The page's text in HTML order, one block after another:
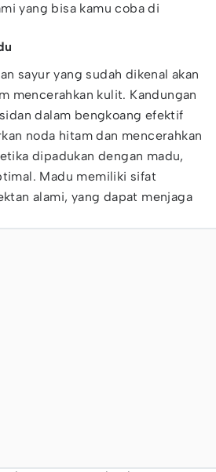
yang bisa kamu coba di
sayur yang sudah dikenal akan
mencerahkan kulit. Kandungan
dalam bengkoang efektif
noda hitam dan mencerahkan
dipadukan dengan madu,
Madu memiliki sifat
alami, yang dapat menjaga